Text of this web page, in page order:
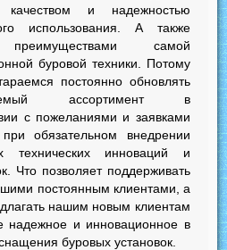
качеством и надежностью
использования. А также
самой
буровой техники. Потому
постоянно обновлять
ассортимент в
с пожеланиями и заявками
при обязательном внедрении
технических инноваций и
Что позволяет поддерживать
постоянным клиентами, а
нашим новым клиентам
надежное и инновационное в
буровых установок.